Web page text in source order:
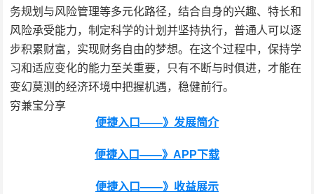
务规划与风险管理等多元化路径，结合自身的兴趣、特长和
风险承受能力，制定科学的计划并坚持执行，普通人可以逐
步积累财富，实现财务自由的梦想。在这个过程中，保持学
习和适应变化的能力至关重要，只有不断与时俱进，才能在
变幻莫测的经济环境中把握机遇，稳健前行。
穷兼宝分享
便捷入口——》发展简介
便捷入口——》APP下载
便捷入口——》收益展示